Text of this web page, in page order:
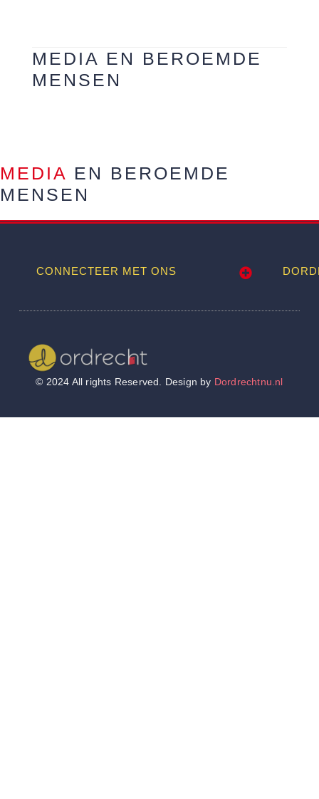
MEDIA EN BEROEMDE
MENSEN
MEDIA EN BEROEMDE
MENSEN
CONNECTEER MET ONS
© 2024 All rights Reserved. Design by Dordrechtnu.nl